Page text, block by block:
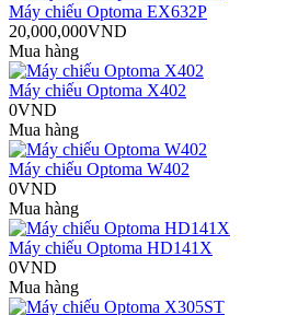
Máy chiếu Optoma EX632P
20,000,000VND
Mua hàng
Máy chiếu Optoma X402
0VND
Mua hàng
Máy chiếu Optoma W402
0VND
Mua hàng
Máy chiếu Optoma HD141X
0VND
Mua hàng